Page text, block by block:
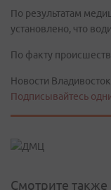
По результатам
установлено, что
По факту
Новости
Подписывайтесь
Смотрите также